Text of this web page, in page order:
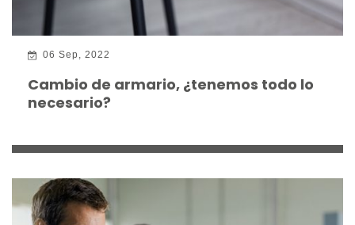
06 Sep, 2022
Cambio de armario, ¿tenemos todo lo
necesario?